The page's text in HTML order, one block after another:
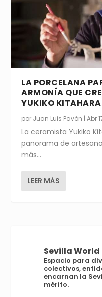
LA PORCELANA
ARMONÍA QUE
YUKIKO KITAHARA
por Juan Luis Pavón |Abr
La ceramista Yukiko
panorama de
más...
LEER MÁS
Sevilla World
Espacio para
colectivos,
encarnan la
mérito.